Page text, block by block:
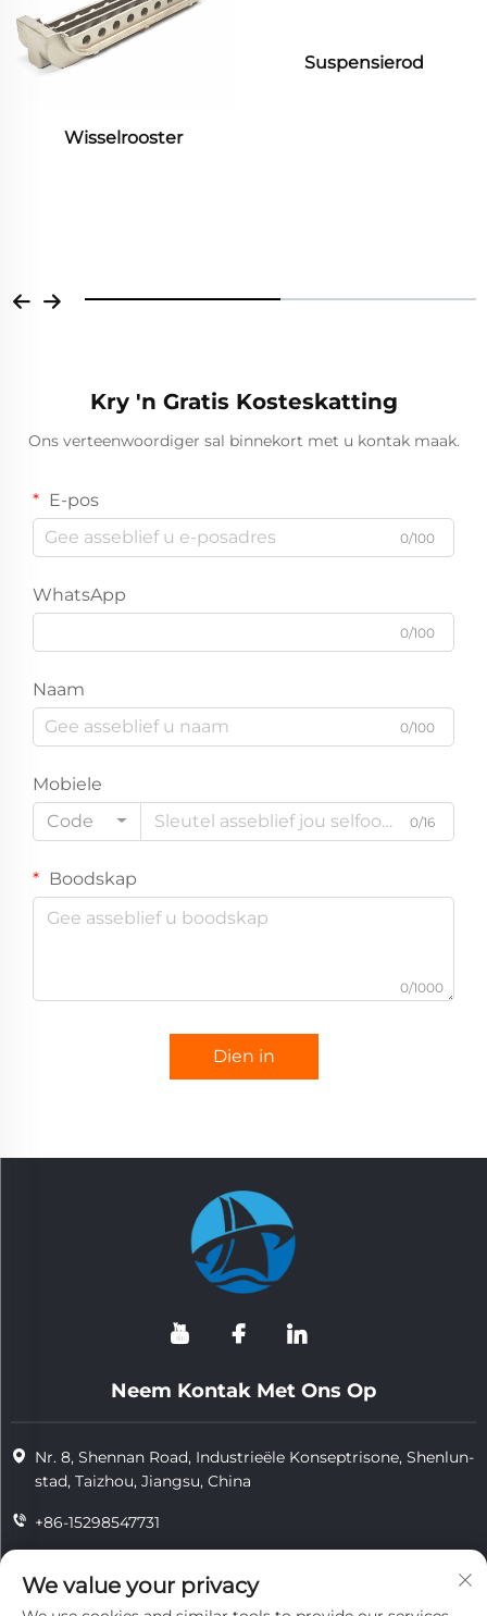
Suspensierod
Kry 'n Gratis Kosteskatting
Ons verteenwoordiger sal binnekort met u kontak maak.
E-pos
0/100
WhatsApp
0/100
Naam
0/100
Mobiele
Code
0/16
Boodskap
0/1000
Dien in
Neem Kontak Met Ons Op
Nr. 8, Shennan Road, Industrieële Konseptrisone, Shenlun-
stad, Taizhou, Jiangsu, China
+86-15298547731
[email protected]
We value your privacy